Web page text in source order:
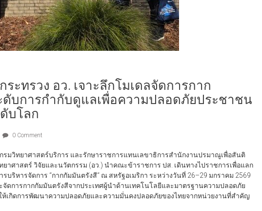
ะทรวง อว. เจาะลึกโมเดลจัดการกาก
ดับการกำกับดูแลเพื่อความปลอดภัยประชาชน
บโลก
กรมวิทยาศาสตร์บริการ และรักษาราชการแทนเลขาธิการสำนักงานปรมาณูเพื่อสันติ
ยาศาสตร์ วิจัยและนวัตกรรม (อว.) นำคณะข้าราชการ ปส. เดินทางไปราชการเพื่อแลก
บริหารจัดการ “กากกัมมันตรังสี“ ณ สหรัฐอเมริกา ระหว่างวันที่ 26–29 มกราคม 2569
จัดการกากกัมมันตรังสีจากประเทศผู้นำด้านเทคโนโลยีและมาตรฐานความปลอดภัย
ห้เกิดการพัฒนาความปลอดภัยและความมั่นคงปลอดภัยของไทยจากหน่วยงานที่สำคัญ